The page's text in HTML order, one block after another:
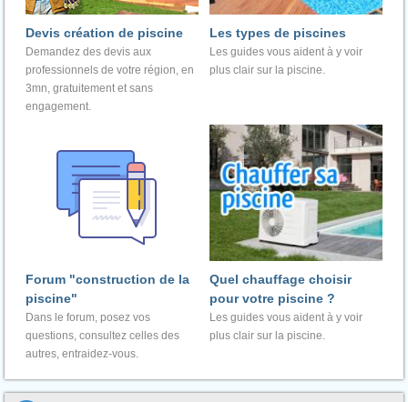
Devis création de piscine
Demandez des devis aux
professionnels de votre région, en
3mn, gratuitement et sans
engagement.
Les types de piscines
Les guides vous aident à y voir
plus clair sur la piscine.
Forum "construction de la
piscine"
Dans le forum, posez vos
questions, consultez celles des
autres, entraidez-vous.
Quel chauffage choisir
pour votre piscine ?
Les guides vous aident à y voir
plus clair sur la piscine.